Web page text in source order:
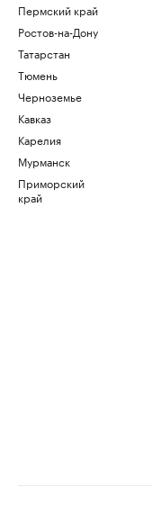
Пермский край
Ростов-на-Дону
Татарстан
Тюмень
Черноземье
Кавказ
Карелия
Мурманск
Приморский
край